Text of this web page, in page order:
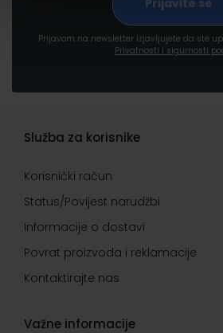
Prijavom na newsletter izjavljujete da ste
Privatnosti i sigurnosti
Služba za korisnike
Korisnički račun
Status/Povijest narudžbi
Informacije o dostavi
Povrat proizvoda i reklamacije
Kontaktirajte nas
Važne informacije